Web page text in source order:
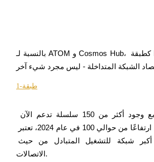
معلومة
إلى ذلك.
بالنسبة لـ ATOM و Cosmos Hub، يعني هذا دورًا بارزًا كطبقة
الشبكة المتداخلة - ليس مجرد شيء آخر
طبقة-1
الاتصالات.